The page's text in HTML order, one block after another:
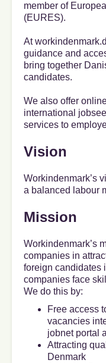
member of
(EURES).
At
guidance and
bring together
candidates.
We also offer
international
services to
Vision
Workindenmark’s
a balanced labour
Mission
Workindenmark’s
companies in
foreign candidates
companies face
We do this by:
Free access
vacancies
jobnet portal
Attracting
Denmark